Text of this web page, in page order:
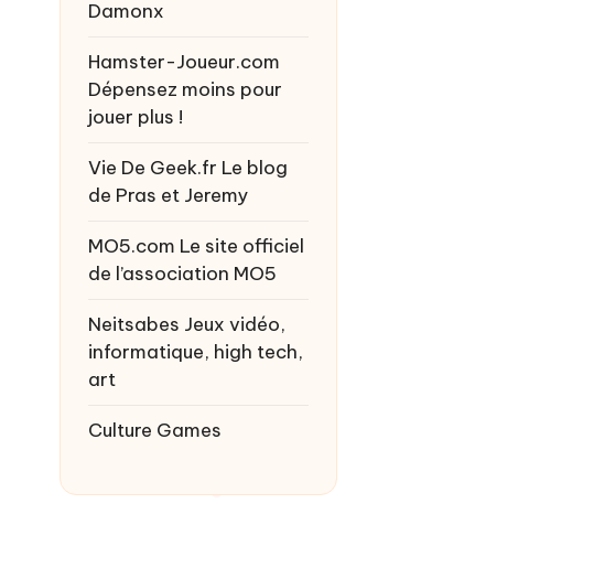
Damonx
Hamster-Joueur.com
Dépensez moins pour
jouer plus !
Vie De Geek.fr Le blog
de Pras et Jeremy
MO5.com Le site officiel
de l’association MO5
Neitsabes Jeux vidéo,
informatique, high tech,
art
Culture Games